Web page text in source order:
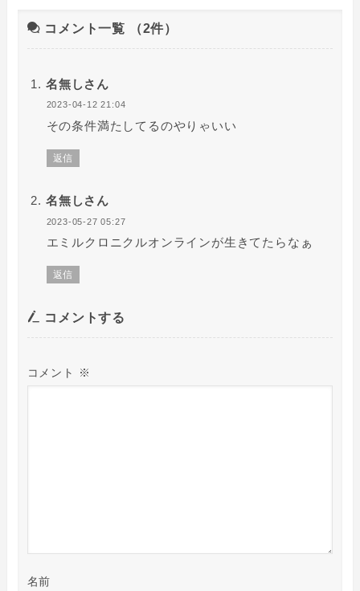
コメント一覧 （2件）
名無しさん
2023-04-12 21:04
その条件満たしてるのやりゃいい
返信
名無しさん
2023-05-27 05:27
エミルクロニクルオンラインが生きてたらなぁ
返信
コメントする
コメント ※
名前